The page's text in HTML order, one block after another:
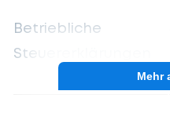
Betriebliche
Steuererklärungen
Mehr